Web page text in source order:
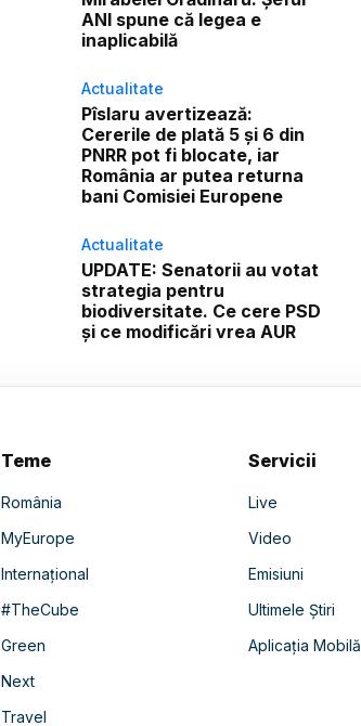
ANI spune că legea e
inaplicabilă
Actualitate
Pîslaru avertizează:
Cererile de plată 5 și 6 din
PNRR pot fi blocate, iar
România ar putea returna
bani Comisiei Europene
Actualitate
UPDATE: Senatorii au votat
strategia pentru
biodiversitate. Ce cere PSD
și ce modificări vrea AUR
Teme
România
MyEurope
Internațional
#TheCube
Green
Next
Travel
Servicii
Live
Video
Emisiuni
Ultimele Știri
Aplicația Mobilă